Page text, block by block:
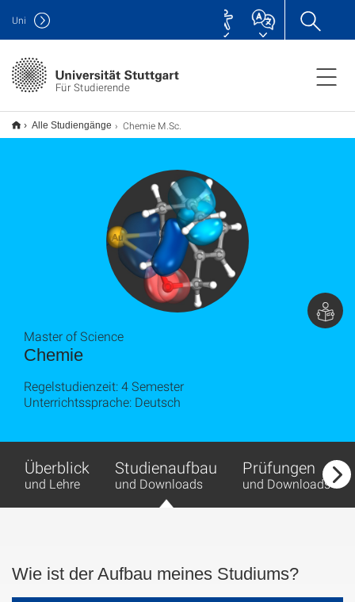
Für Studierende
Uni
Alle Studiengänge Chemie M.Sc.
Chemie
Master of Science
Regelstudienzeit: 4 Semester
Unterrichtssprache: Deutsch
Überblick
und Lehre
Studienaufbau
und Downloads
Prüfungen
und Downloads
Wie ist der Aufbau meines Studiums?